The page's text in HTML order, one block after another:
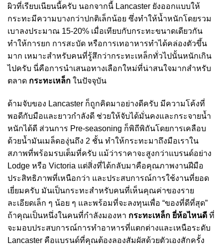
ผิวที่เรียบเนียนนี้ครับ นอกจากนี้ Lancaster ยังออกแบบให้
กระทะมีความบางกว่าปกติเล็กน้อย ซึ่งทำให้น้ำหนักโดยรวม
เบาลงประมาณ 15-20% เมื่อเทียบกับกระทะขนาดเดียวกัน
ทำให้การยก การสะบัด หรือการเทอาหารทำได้คล่องตัวขึ้น
มาก เหมาะสำหรับคนที่รู้สึกว่ากระทะเหล็กทั่วไปนั้นหนักเกิน
ไปครับ นี่คือการนำเสนอทางเลือกใหม่ที่น่าสนใจมากสำหรับ
ตลาด กระทะเหล็ก ในปัจจุบัน
ด้ามจับของ Lancaster ก็ถูกคิดมาอย่างดีครับ มีความโค้งที่
พอดีกับมือและยาวกำลังดี ช่วยให้จับได้มั่นคงและกระจายน้ำ
หนักได้ดี ส่วนการ Pre-seasoning ก็พิถีพิถันโดยการเคลือบ
ด้วยน้ำมันเมล็ดองุ่นถึง 2 ชั้น ทำให้กระทะมาถึงมือเราใน
สภาพที่พร้อมรบเต็มที่ครับ แม้ว่าราคาจะสูงกว่าแบรนด์อย่าง
Lodge หรือ Victoria แต่สิ่งที่ได้กลับมาคือคุณภาพงานฝีมือ
ประสิทธิภาพที่เหนือกว่า และประสบการณ์การใช้งานที่ยอด
เยี่ยมครับ มันเป็นกระทะสำหรับคนที่เห็นคุณค่าของราย
ละเอียดเล็ก ๆ น้อย ๆ และพร้อมที่จะลงทุนเพื่อ “ของที่ดีที่สุด”
ถ้าคุณเป็นหนึ่งในคนที่กำลังมองหา กระทะเหล็ก ยี่ห้อไหนดี ที่
จะมอบประสบการณ์การทำอาหารที่แตกต่างและเหนือระดับ
Lancaster คือแบรนด์ที่คุณต้องลองสัมผัสด้วยตัวเองสักครั้ง